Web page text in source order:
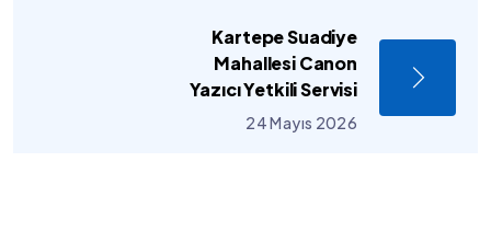
Kartepe Suadiye
Mahallesi Canon
Yazıcı Yetkili Servisi
24 Mayıs 2026